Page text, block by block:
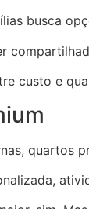
busca
custo e
quartos